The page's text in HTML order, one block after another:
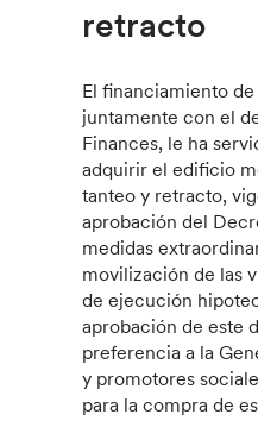
retracto
El financiamiento
juntamente con el
Finances, le ha
adquirir el edificio
tanteo y retracto,
aprobación del
medidas
movilización de las
de ejecución
aprobación de este
preferencia a la
y promotores
para la compra de